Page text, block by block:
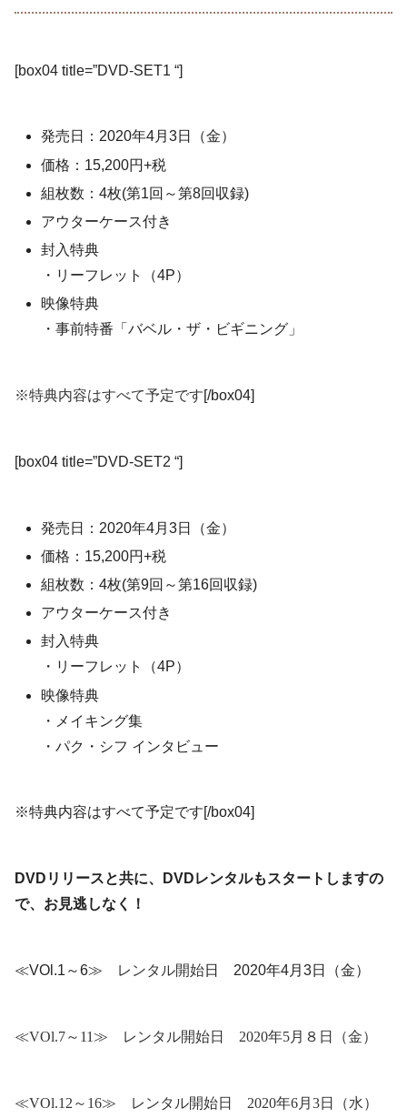
[box04 title=”DVD-SET1 “]
発売日：2020年4月3日（金）
価格：15,200円+税
組枚数：4枚(第1回～第8回収録)
アウターケース付き
封入特典
・リーフレット（4P）
映像特典
・事前特番「バベル・ザ・ビギニング」
※特典内容はすべて予定です[/box04]
[box04 title=”DVD-SET2 “]
発売日：2020年4月3日（金）
価格：15,200円+税
組枚数：4枚(第9回～第16回収録)
アウターケース付き
封入特典
・リーフレット（4P）
映像特典
・メイキング集
・パク・シフ インタビュー
※特典内容はすべて予定です[/box04]
DVDリリースと共に、DVDレンタルもスタートしますの
で、お見逃しなく！
≪VOl.1～6≫ レンタル開始日 2020年4月3日（金）
≪VOl.7～11≫ レンタル開始日 2020年5月８日（金）
≪VOl.12～16≫ レンタル開始日 2020年6月3日（水）